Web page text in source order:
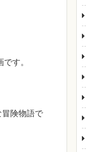
す。
険物語で